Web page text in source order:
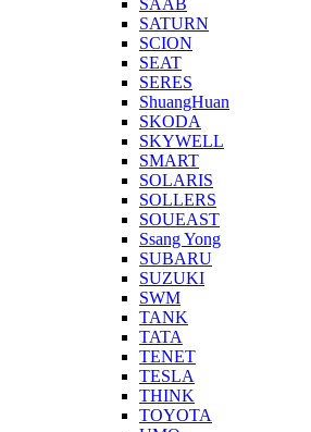
SAAB
SATURN
SCION
SEAT
SERES
ShuangHuan
SKODA
SKYWELL
SMART
SOLARIS
SOLLERS
SOUEAST
Ssang Yong
SUBARU
SUZUKI
SWM
TANK
TATA
TENET
TESLA
THINK
TOYOTA